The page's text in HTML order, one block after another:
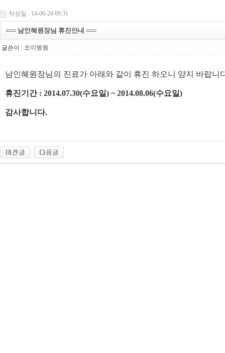
작성일 : 14-06-24 09:31
=== 남인혜원장님 휴진안내 ===
글쓴이 : 조이병원
남인혜원장님의 진료가 아래와 같이 휴진 하오니 양지 바랍니
휴진기간 : 2014.07.30(수요일) ~ 2014.08.06(수요일)
감사합니다.